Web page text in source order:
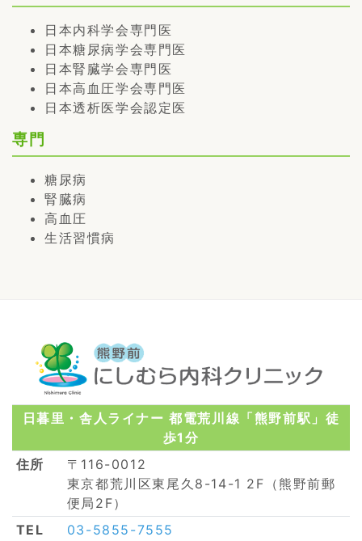
日本内科学会専門医
日本糖尿病学会専門医
日本腎臓学会専門医
日本高血圧学会専門医
日本透析医学会認定医
専門
糖尿病
腎臓病
高血圧
生活習慣病
日暮里・舎人ライナー 都電荒川線「熊野前駅」徒
歩1分
住所
〒116-0012
東京都荒川区東尾久8-14-1 2F（熊野前郵
便局2F）
TEL
03-5855-7555